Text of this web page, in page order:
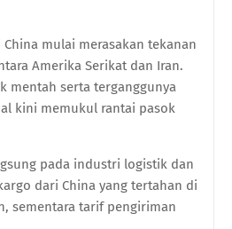
mulai merasakan tekanan
Amerika Serikat dan Iran.
mentah serta terganggunya
kini memukul rantai pasok
pada industri logistik dan
dari China yang tertahan di
sementara tarif pengiriman